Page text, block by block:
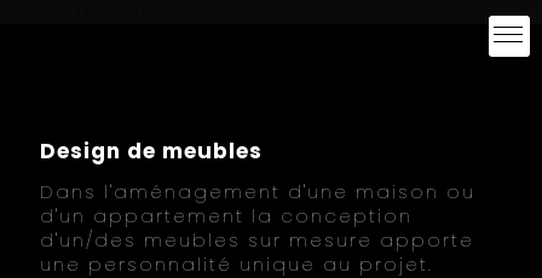
Design de meubles
Dans l'aménagement d'une maison ou
d'un appartement la conception
d'un/des meubles sur mesure apporte
une personnalité unique au projet.